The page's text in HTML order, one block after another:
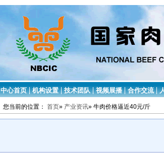
中心首页 机构设置 技术团队 视频展播 合作交流
您当前的位置： 首页» 产业资讯» 牛肉价格逼近40元/斤